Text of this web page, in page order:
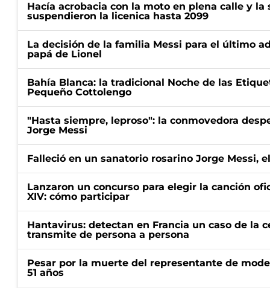
Hacía acrobacia con la moto en plena calle y la
suspendieron la licenica hasta 2099
La decisión de la familia Messi para el último
papá de Lionel
Bahía Blanca: la tradicional Noche de las
Pequeño Cottolengo
"Hasta siempre, leproso": la conmovedora
Jorge Messi
Falleció en un sanatorio rosarino Jorge Messi,
Lanzaron un concurso para elegir la canción
XIV: cómo participar
Hantavirus: detectan en Francia un caso de la
transmite de persona a persona
Pesar por la muerte del representante de
51 años